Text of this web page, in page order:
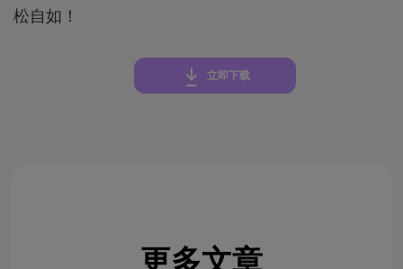
松自如！
立即下载
更多文章